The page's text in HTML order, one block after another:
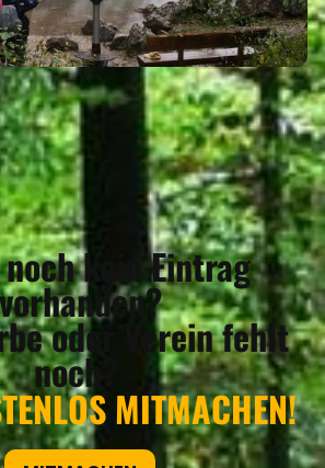
kein Eintrag
oder Verein fehlt
noch?
MITMACHEN!